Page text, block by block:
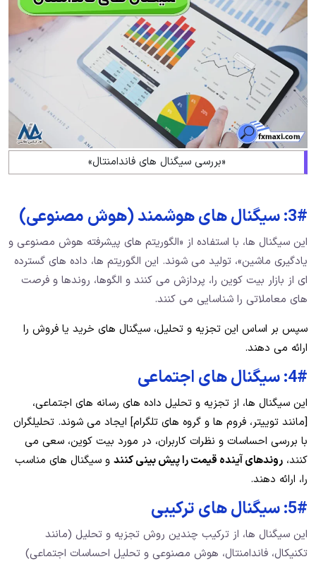
«بررسی سیگنال های فاندامنتال»
3#: سیگنال های هوشمند (هوش مصنوعی)
این سیگنال ها، با استفاده از «الگوریتم های پیشرفته هوش مصنوعی و
یادگیری ماشین»، تولید می شوند. این الگوریتم ها، داده های گسترده
ای از بازار بیت کوین را، پردازش می کنند و الگوها، روندها و فرصت
های معاملاتی را شناسایی می کنند.
سپس بر اساس این تجزیه و تحلیل، سیگنال های خرید یا فروش را
ارائه می دهند.
4#: سیگنال های اجتماعی
این سیگنال ها، از تجزیه و تحلیل داده های رسانه های اجتماعی،
[مانند توییتر، فروم ها و گروه های تلگرام] ایجاد می شوند. تحلیلگران
با بررسی احساسات و نظرات کاربران، در مورد بیت کوین، سعی می
کنند، روندهای آینده قیمت را پیش بینی کنند و سیگنال های مناسب
را، ارائه دهند.
5#: سیگنال های ترکیبی
این سیگنال ها، از ترکیب چندین روش تجزیه و تحلیل (مانند
تکنیکال، فاندامنتال، هوش مصنوعی و تحلیل احساسات اجتماعی)